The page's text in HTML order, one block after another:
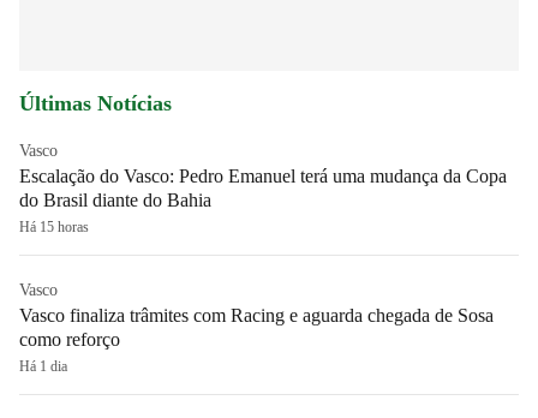
Últimas Notícias
Vasco
Escalação do Vasco: Pedro Emanuel terá uma mudança da Copa
do Brasil diante do Bahia
Há 15 horas
Vasco
Vasco finaliza trâmites com Racing e aguarda chegada de Sosa
como reforço
Há 1 dia